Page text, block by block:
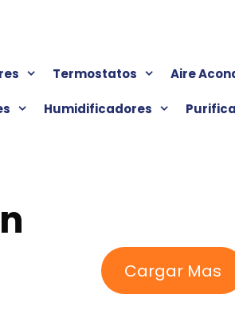
Termostatos Aire
Humidificadores
Cargar Mas